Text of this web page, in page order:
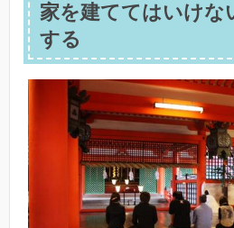
家を建ててはいけな
する